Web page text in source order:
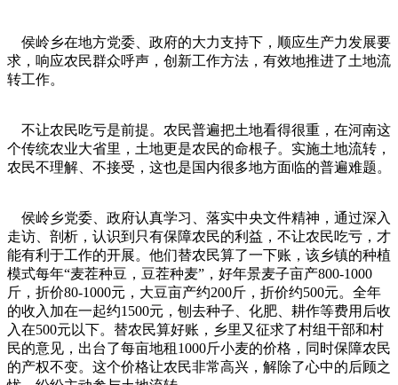
侯岭乡在地方党委、政府的大力支持下，顺应生产力发展要
求，响应农民群众呼声，创新工作方法，有效地推进了土地流
转工作。
不让农民吃亏是前提。农民普遍把土地看得很重，在河南这
个传统农业大省里，土地更是农民的命根子。实施土地流转，
农民不理解、不接受，这也是国内很多地方面临的普遍难题。
侯岭乡党委、政府认真学习、落实中央文件精神，通过深入
走访、剖析，认识到只有保障农民的利益，不让农民吃亏，才
能有利于工作的开展。他们替农民算了一下账，该乡镇的种植
模式每年“麦茬种豆，豆茬种麦”，好年景麦子亩产800-1000
斤，折价80-1000元，大豆亩产约200斤，折价约500元。全年
的收入加在一起约1500元，刨去种子、化肥、耕作等费用后收
入在500元以下。替农民算好账，乡里又征求了村组干部和村
民的意见，出台了每亩地租1000斤小麦的价格，同时保障农民
的产权不变。这个价格让农民非常高兴，解除了心中的后顾之